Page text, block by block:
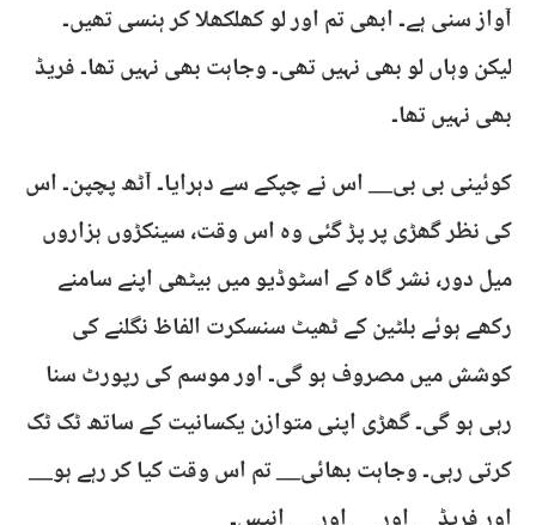
آواز سنی ہے۔ ابھی تم اور لو کھلکھلا کر ہنسی تھیں۔
لیکن وہاں لو بھی نہیں تھی۔ وجاہت بھی نہیں تھا۔ فریڈ
بھی نہیں تھا۔
کوئینی بی بی__ اس نے چپکے سے دہرایا۔ آٹھ پچپن۔ اس
کی نظر گھڑی پر پڑ گئی وہ اس وقت، سینکڑوں ہزاروں
میل دور، نشر گاہ کے اسٹوڈیو میں بیٹھی اپنے سامنے
رکھے ہوئے بلٹین کے ٹھیٹ سنسکرت الفاظ نگلنے کی
کوشش میں مصروف ہو گی۔ اور موسم کی رپورٹ سنا
رہی ہو گی۔ گھڑی اپنی متوازن یکسانیت کے ساتھ ٹک ٹک
کرتی رہی۔ وجاہت بھائی__ تم اس وقت کیا کر رہے ہو__